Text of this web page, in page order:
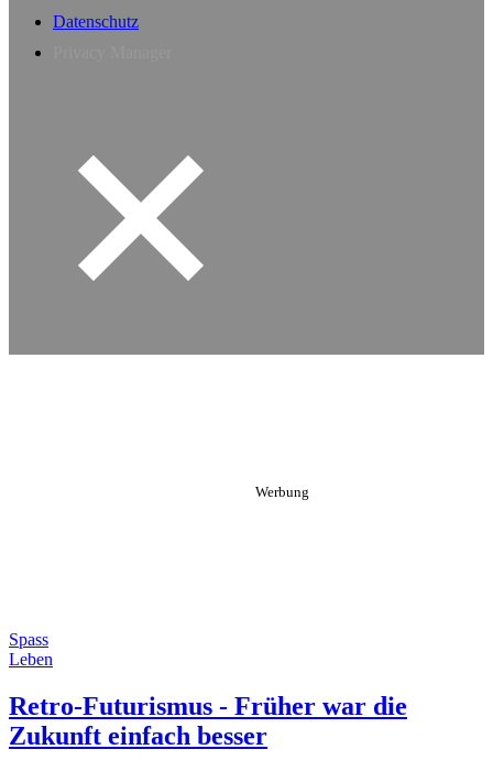
Datenschutz
Spass
Leben
Retro-Futurismus - Früher war die
Zukunft einfach besser